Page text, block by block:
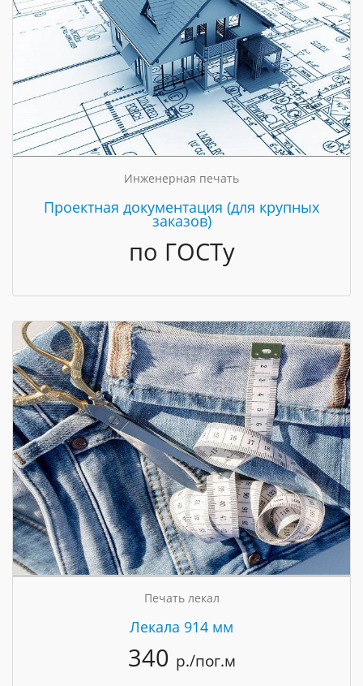
Инженерная печать
Проектная документация (для крупных
заказов)
по ГОСТу
Печать лекал
Лекала 914 мм
340 р./пог.м